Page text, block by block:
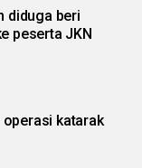
diduga beri
peserta JKN
operasi katarak